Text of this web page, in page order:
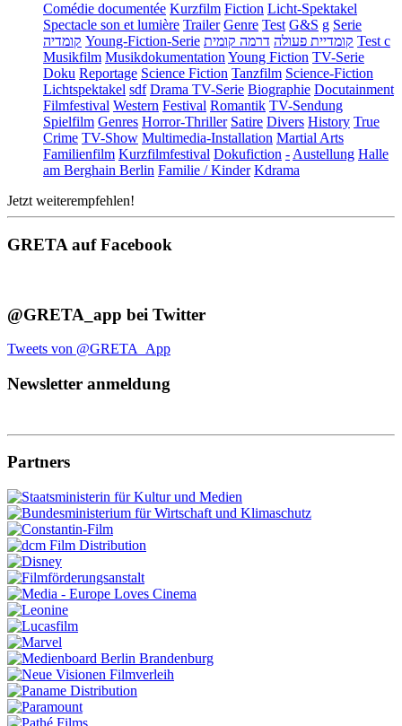
Comédie documentée Kurzfilm Fiction Licht-Spektakel
Spectacle son et lumière Trailer Genre Test G&S g Serie
קומדיה Young-Fiction-Serie קומדיית פעולה דרמה קומית
Test c
Musikfilm MusikdokumentationYoung Fiction TV-Serie
Doku Reportage Science Fiction Tanzfilm Science-Fiction
Lichtspektakel sdf Drama TV-Serie Biographie Docutainment
Filmfestival Western Festival Romantik TV-Sendung
Spielfilm Genres Horror-Thriller Satire Divers History True
Crime TV-Show Multimedia-Installation Martial Arts
Familienfilm Kurzfilmfestival Dokufiction -Austellung Halle
am Berghain Berlin Familie / Kinder Kdrama
Jetzt weiterempfehlen!
GRETA auf Facebook
@GRETA_app bei Twitter
Tweets von @GRETA_App
Newsletter anmeldung
Partners